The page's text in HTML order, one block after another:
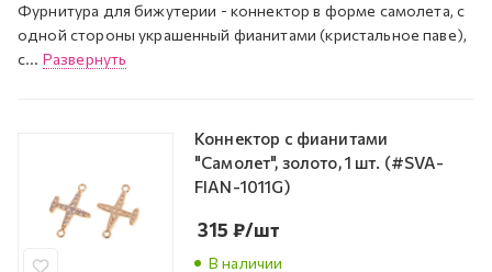
Фурнитура для бижутерии - коннектор в форме самолета, с
одной стороны украшенный фианитами (кристальное паве),
с... Развернуть
Коннектор с фианитами
"Самолет", золото, 1 шт. (#SVA-
FIAN-1011G)
В наличии
315 ₽/шт